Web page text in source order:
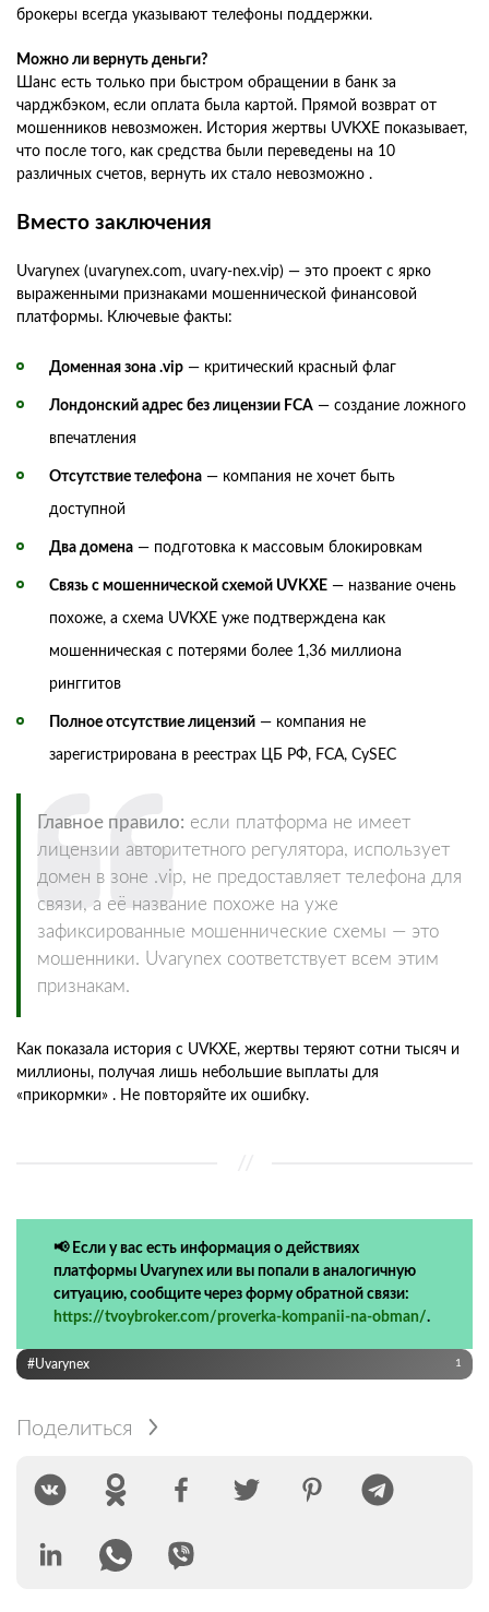
брокеры всегда указывают телефоны поддержки.
Можно ли вернуть деньги?
Шанс есть только при быстром обращении в банк за
чарджбэком, если оплата была картой. Прямой возврат от
мошенников невозможен. История жертвы UVKXE показывает,
что после того, как средства были переведены на 10
различных счетов, вернуть их стало невозможно .
Вместо заключения
Uvarynex (uvarynex.com, uvary-nex.vip) — это проект с ярко
выраженными признаками мошеннической финансовой
платформы. Ключевые факты:
Доменная зона .vip — критический красный флаг
Лондонский адрес без лицензии FCA — создание ложного
впечатления
Отсутствие телефона — компания не хочет быть
доступной
Два домена — подготовка к массовым блокировкам
Связь с мошеннической схемой UVKXE — название очень
похоже, а схема UVKXE уже подтверждена как
мошенническая с потерями более 1,36 миллиона
ринггитов
Полное отсутствие лицензий — компания не
зарегистрирована в реестрах ЦБ РФ, FCA, CySEC
Главное правило: если платформа не имеет
лицензии авторитетного регулятора, использует
домен в зоне .vip, не предоставляет телефона для
связи, а её название похоже на уже
зафиксированные мошеннические схемы — это
мошенники. Uvarynex соответствует всем этим
признакам.
Как показала история с UVKXE, жертвы теряют сотни тысяч и
миллионы, получая лишь небольшие выплаты для
«прикормки» . Не повторяйте их ошибку.
📢 Если у вас есть информация о действиях
платформы Uvarynex или вы попали в аналогичную
ситуацию, сообщите через форму обратной связи:
https://tvoybroker.com/proverka-kompanii-na-obman/.
#Uvarynex 1
Поделиться